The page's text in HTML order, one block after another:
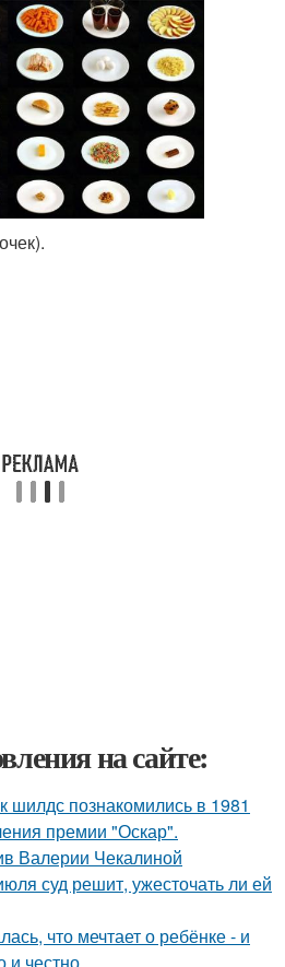
на сайте:
шилдс познакомились в 1981
премии "Оскар".
Валерии Чекалиной
суд решит, ужесточать ли ей
что мечтает о ребёнке - и
и честно.